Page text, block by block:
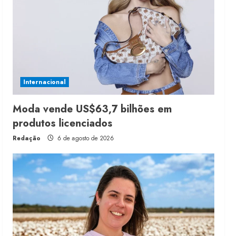
Internacional
Moda vende US$63,7 bilhões em
produtos licenciados
Redação 6 de agosto de 2026